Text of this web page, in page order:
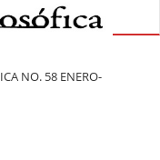
NO. 58 ENERO-